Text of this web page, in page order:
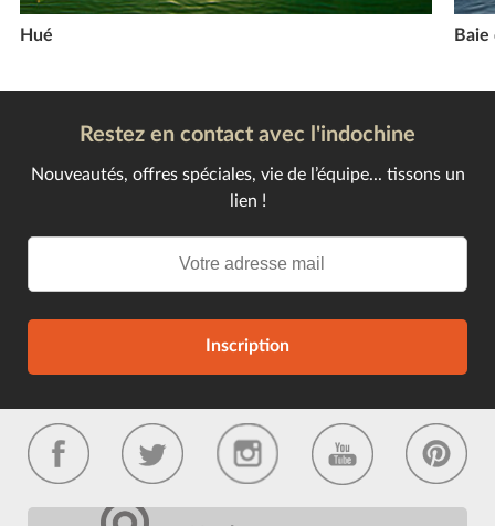
Hué Baie
Restez en contact avec l'indochine
Nouveautés, offres spéciales, vie de l’équipe... tissons un
lien !
Inscription